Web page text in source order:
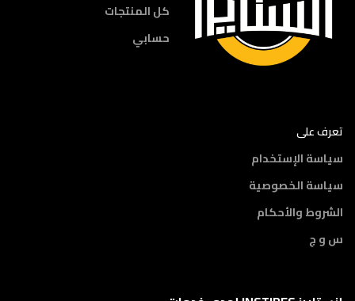
كل المنتجات
حسابي
تعرف على
سياسة الإستخدام
سياسة الخصوصية
الشروط والأحكام
س و ج